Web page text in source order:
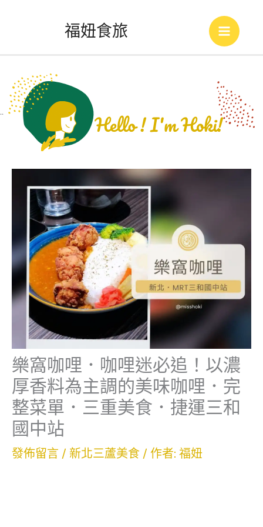
內
福妞食旅
Main
Menu
..
樂窩咖哩．咖哩迷必追！以濃
厚香料為主調的美味咖哩．完
整菜單．三重美食．捷運三和
國中站
發佈留言 / 新北三蘆美食 / 作者: 福妞